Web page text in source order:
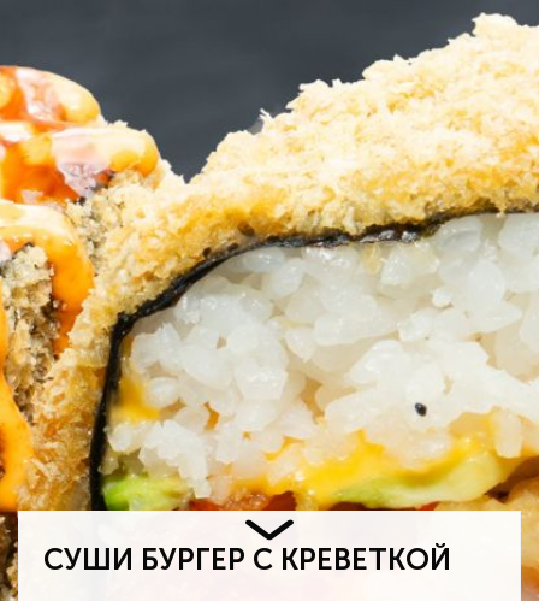
СУШИ БУРГЕР С КРЕВЕТКОЙ